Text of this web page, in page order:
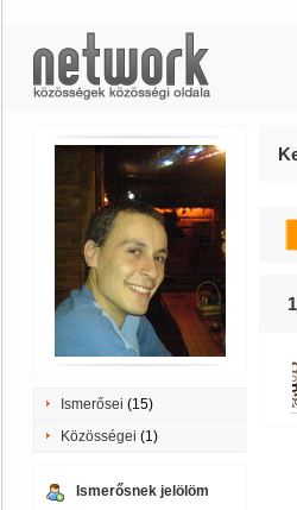
Ismerősei (15)
Közösségei (1)
Ismerősnek jelölöm
1